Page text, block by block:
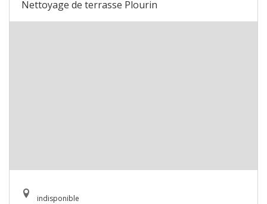
Nettoyage de terrasse Plourin
indisponible